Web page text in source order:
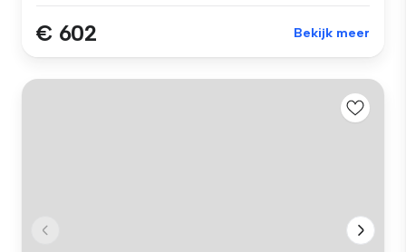
€ 602 Bekijk meer